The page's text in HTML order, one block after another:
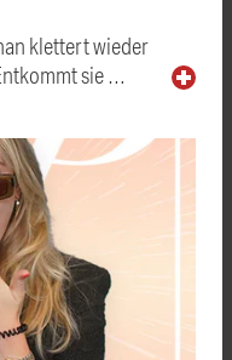
klettert wieder
sie …